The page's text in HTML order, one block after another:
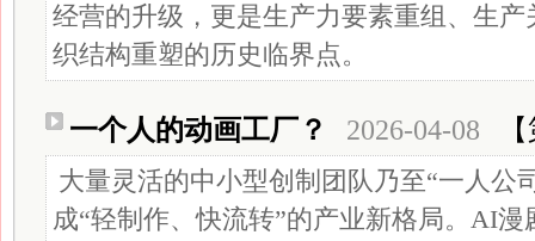
经营的升级，更是生产力要素重组、生
织结构重塑的历史临界点。
一个人的动画工厂？ 2026-04-08
大量灵活的中小型创制团队乃至“一人公
成“轻制作、快流转”的产业新格局。AI